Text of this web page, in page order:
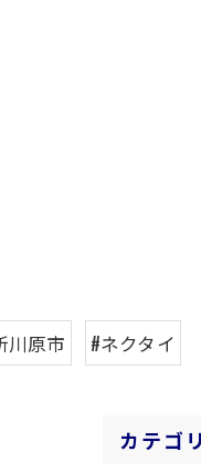
川原市 #ネクタイ
カテゴ